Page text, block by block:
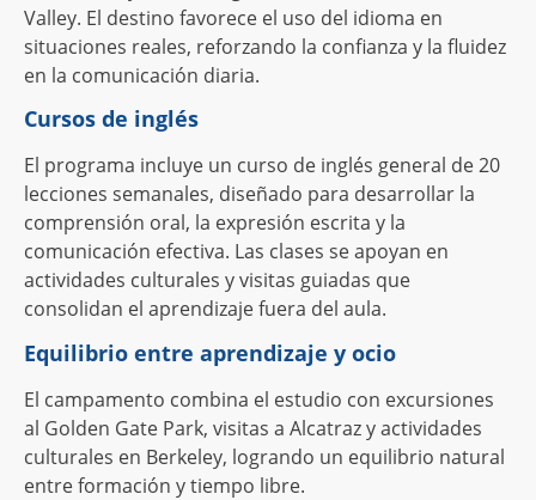
Valley. El destino favorece el uso del idioma en
situaciones reales, reforzando la confianza y la fluidez
en la comunicación diaria.
Cursos de inglés
El programa incluye un curso de inglés general de 20
lecciones semanales, diseñado para desarrollar la
comprensión oral, la expresión escrita y la
comunicación efectiva. Las clases se apoyan en
actividades culturales y visitas guiadas que
consolidan el aprendizaje fuera del aula.
Equilibrio entre aprendizaje y ocio
El campamento combina el estudio con excursiones
al Golden Gate Park, visitas a Alcatraz y actividades
culturales en Berkeley, logrando un equilibrio natural
entre formación y tiempo libre.